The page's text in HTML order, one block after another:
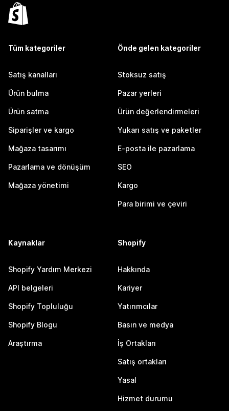
Tüm kategoriler
Satış kanalları
Ürün bulma
Ürün satma
Siparişler ve kargo
Mağaza tasarımı
Pazarlama ve dönüşüm
Mağaza yönetimi
Önde gelen kategoriler
Stoksuz satış
Pazar yerleri
Ürün değerlendirmeleri
Yukarı satış ve paketler
E-posta ile pazarlama
SEO
Kargo
Para birimi ve çeviri
Kaynaklar
Shopify Yardım Merkezi
API belgeleri
Shopify Topluluğu
Shopify Blogu
Araştırma
Shopify
Hakkında
Kariyer
Yatırımcılar
Basın ve medya
İş Ortakları
Satış ortakları
Yasal
Hizmet durumu